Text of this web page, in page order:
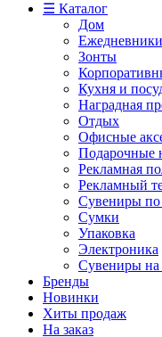
☰ Каталог
Дом
Зонты
Кухня и
Наградная
Отдых
Офисные
Подарочные
Рекламная
Рекламный
Сувениры по
Сумки
Упаковка
Электроника
Сувениры на
Бренды
Новинки
Хиты продаж
На заказ